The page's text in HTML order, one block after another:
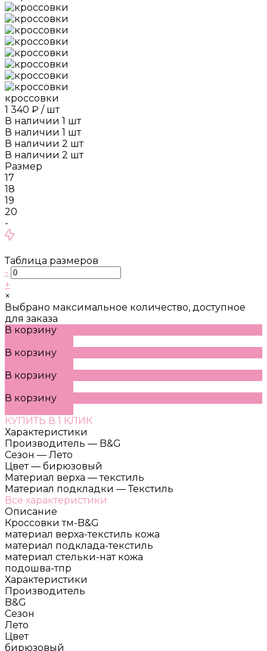
кроссовки
1 340 ₽ / шт
В наличии 1 шт
В наличии 1 шт
В наличии 2 шт
В наличии 2 шт
Размер
17
18
19
20
-
Таблица размеров
-
+
×
Выбрано максимальное количество, доступное
для заказа
В корзину
В корзину
В корзину
В корзину
КУПИТЬ В 1 КЛИК
Характеристики
Производитель — B&G
Сезон — Лето
Цвет — бирюзовый
Материал верха — текстиль
Материал подкладки — Текстиль
Все характеристики
Описание
Кроссовки тм-B&G
материал верха-текстиль кожа
материал подклада-текстиль
материал стельки-нат кожа
подошва-тпр
Характеристики
Производитель
B&G
Сезон
Лето
Цвет
бирюзовый